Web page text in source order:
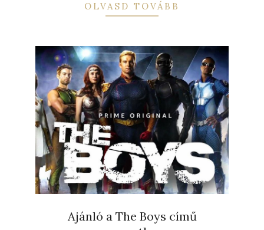
OLVASD TOVÁBB
Ajánló a The Boys című